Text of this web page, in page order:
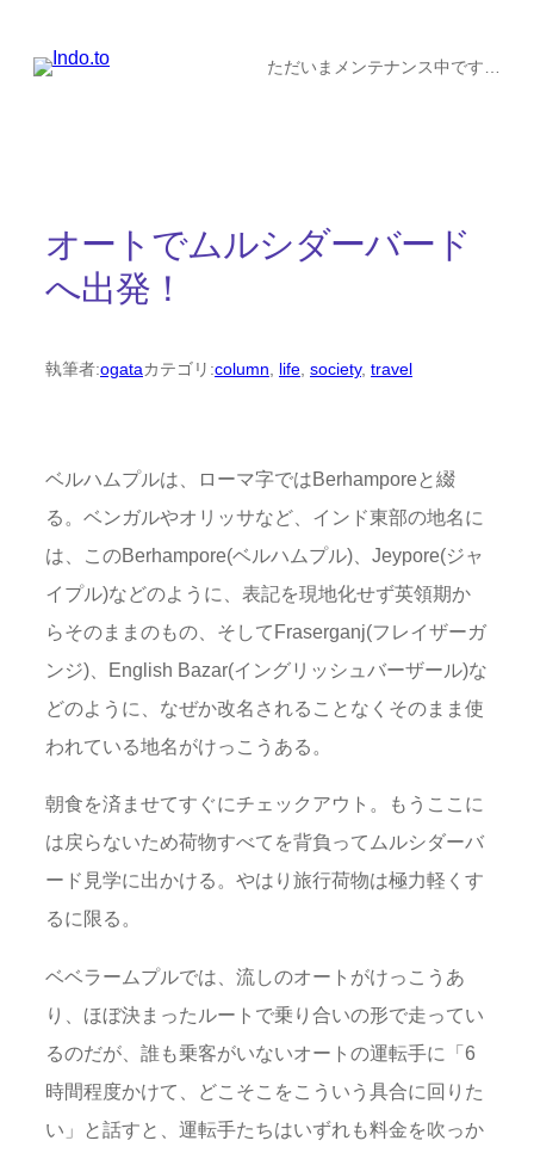
ただいまメンテナンス中です…
オートでムルシダーバード
へ出発！
執筆者:ogataカテゴリ:column, life, society, travel
ベルハムプルは、ローマ字ではBerhamporeと綴
る。ベンガルやオリッサなど、インド東部の地名に
は、このBerhampore(ベルハムプル)、Jeypore(ジャ
イプル)などのように、表記を現地化せず英領期か
らそのままのもの、そしてFraserganj(フレイザーガ
ンジ)、English Bazar(イングリッシュバーザール)な
どのように、なぜか改名されることなくそのまま使
われている地名がけっこうある。
朝食を済ませてすぐにチェックアウト。もうここに
は戻らないため荷物すべてを背負ってムルシダーバ
ード見学に出かける。やはり旅行荷物は極力軽くす
るに限る。
ベベラームプルでは、流しのオートがけっこうあ
り、ほぼ決まったルートで乗り合いの形で走ってい
るのだが、誰も乗客がいないオートの運転手に「6
時間程度かけて、どこそこをこういう具合に回りた
い」と話すと、運転手たちはいずれも料金を吹っか